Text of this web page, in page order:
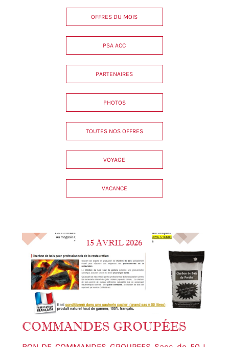
OFFRES DU MOIS
PSA ACC
PARTENAIRES
PHOTOS
TOUTES NOS OFFRES
VOYAGE
VACANCE
15 AVRIL 2026
COMMANDES GROUPÉES